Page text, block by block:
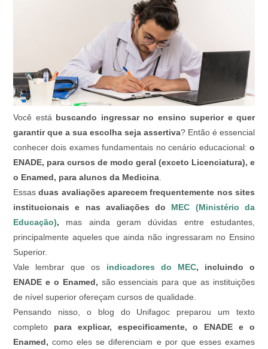
Você está buscando ingressar no ensino superior e quer
garantir que a sua escolha seja assertiva? Então é essencial
conhecer dois exames fundamentais no cenário educacional: o
ENADE, para cursos de modo geral (exceto Licenciatura), e
o Enamed, para alunos da Medicina.
Essasduas avaliações aparecem frequentemente nos sites
institucionais e nas avaliações do MEC (Ministério da
Educação), mas ainda geram dúvidas entre estudantes,
principalmente aqueles que ainda não ingressaram no Ensino
Superior.
Vale lembrar que os indicadores do MEC, incluindo o
ENADE e o Enamed, são essenciais para que as instituições
de nível superior ofereçam cursos de qualidade.
Pensando nisso, o blog do Unifagoc preparou um texto
completo para explicar, especificamente, o ENADE e o
Enamed, como eles se diferenciam e por que esses exames